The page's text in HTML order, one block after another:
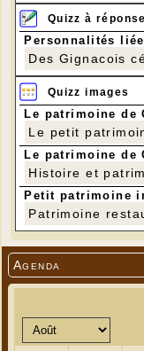
Agenda
Quizz à
Personnalités
Des Gignacois
Quizz images
Le patrimoine de
Le petit
Le patrimoine de
Histoire et
Petit patrimoine
Patrimoine